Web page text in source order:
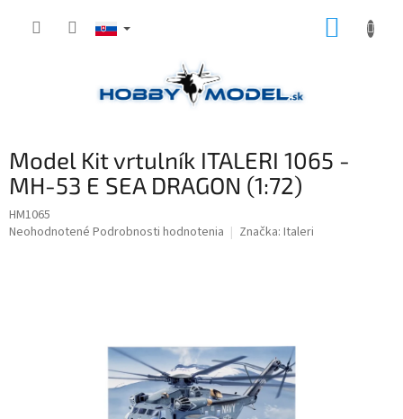
Model Kit vrtulník ITALERI 1065 -
MH-53 E SEA DRAGON (1:72)
HM1065
Priemerné
Neohodnotené Podrobnosti hodnotenia Značka: Italeri